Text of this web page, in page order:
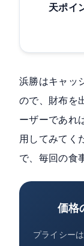
天ポイ
浜勝はキャッ
ので、財布を
ーザーであれ
用してみてく
で、毎回の食
価格
プライシー